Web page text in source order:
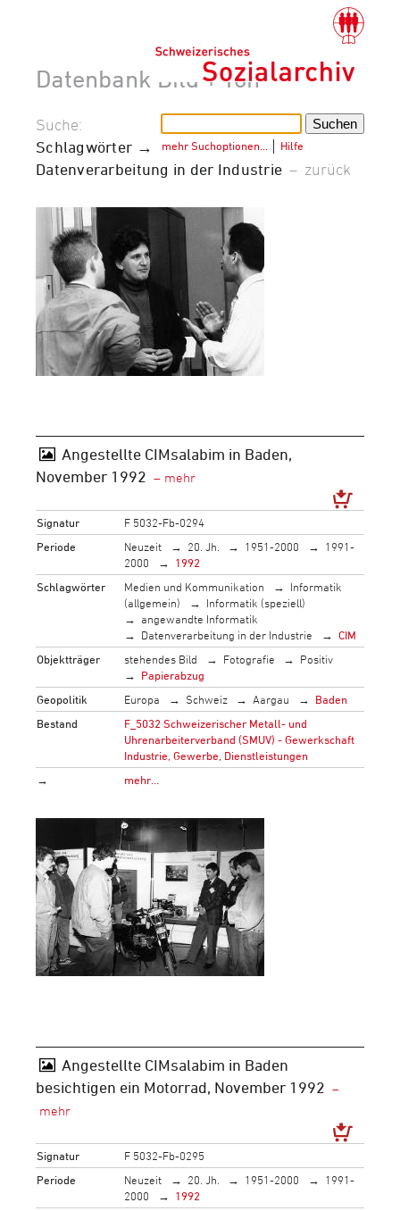
Datenbank Bild + Ton
mehr Suchoptionen… Hilfe
Suche:
Schlagwörter →
Datenverarbeitung in der Industrie – zurück
Angestellte CIMsalabim in Baden,
November 1992
Signatur
F 5032-Fb-0294
Periode
Neuzeit 20. Jh. 1951-2000
1991-
2000
1992
Schlagwörter
Medien und Kommunikation
Informatik
(allgemein)
Informatik (speziell)
angewandte Informatik
Datenverarbeitung in der Industrie
CIM
Objektträger
stehendes Bild Fotografie
Positiv
Papierabzug
Geopolitik
Europa Schweiz Aargau
Baden
Bestand
F_5032 Schweizerischer Metall- und
Uhrenarbeiterverband (SMUV) - Gewerkschaft
Industrie, Gewerbe, Dienstleistungen
→
mehr…
Angestellte CIMsalabim in Baden
besichtigen ein Motorrad, November 1992
Signatur
F 5032-Fb-0295
Periode
Neuzeit 20. Jh. 1951-2000
1991-
2000
1992